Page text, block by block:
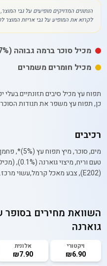
הנתונים המדויקים מופיעים על גבי
לקרוא את המופיע על גבי אריזת
מכיל סוכר ברמה גבוהה (9.7%)
מכיל חומרים משמרים
תפוח עץ מכיל סיבים תזונתיים בעלי
כן, תפוח עץ משפר את תנודות
רכיבים
מים, סוכר,
(E202), צבע מאכל קרמל,עשוי מרכז.
השוואת מחירים בסופר
גוארנה
ויקטורי
₪6.90
אלונית
₪7.90